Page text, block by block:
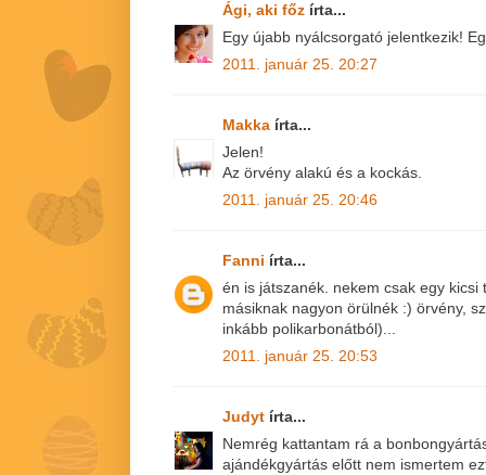
Ági, aki főz írta...
Egy újabb nyálcsorgató jelentkezik!
2011. január 25. 20:27
Makka írta...
Jelen!
Az örvény alakú és a kockás.
2011. január 25. 20:46
Fanni írta...
én is játszanék. nekem csak egy
másiknak nagyon örülnék :) örvény,
inkább polikarbonátból)...
2011. január 25. 20:53
Judyt írta...
Nemrég kattantam rá a
ajándékgyártás előtt nem ismertem